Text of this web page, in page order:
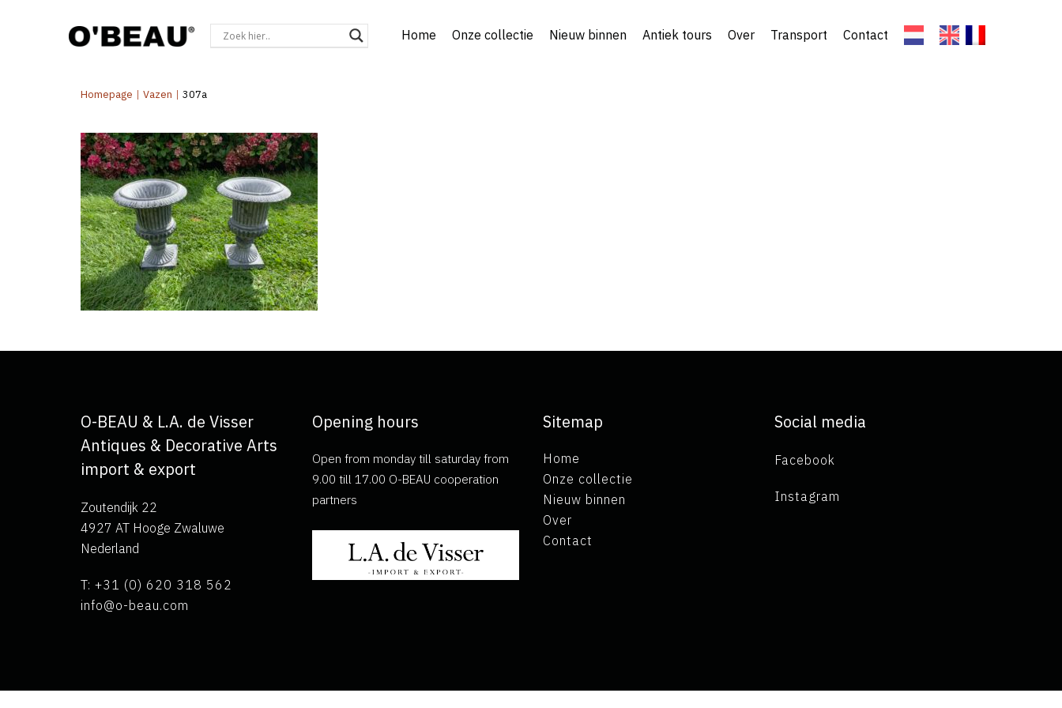
Home Onze collectie Nieuw binnen Antiek tours Over Transport Contact
Homepage | Vazen | 307a
O-BEAU & L.A. de Visser
Antiques & Decorative Arts
import & export
Zoutendijk 22
4927 AT Hooge Zwaluwe
Nederland
T: +31 (0) 620 318 562
info@o-beau.com
Opening hours
Open from monday till saturday from
9.00 till 17.00 O-BEAU cooperation
partners
Sitemap
Home
Onze collectie
Nieuw binnen
Over
Contact
Social media
Facebook
Instagram